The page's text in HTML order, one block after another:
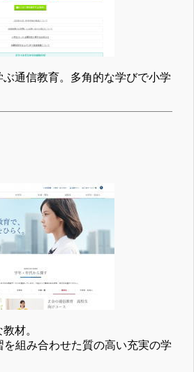
通信教育。多角的な学びで小学
材。
組み合わせた質の高い充実の学